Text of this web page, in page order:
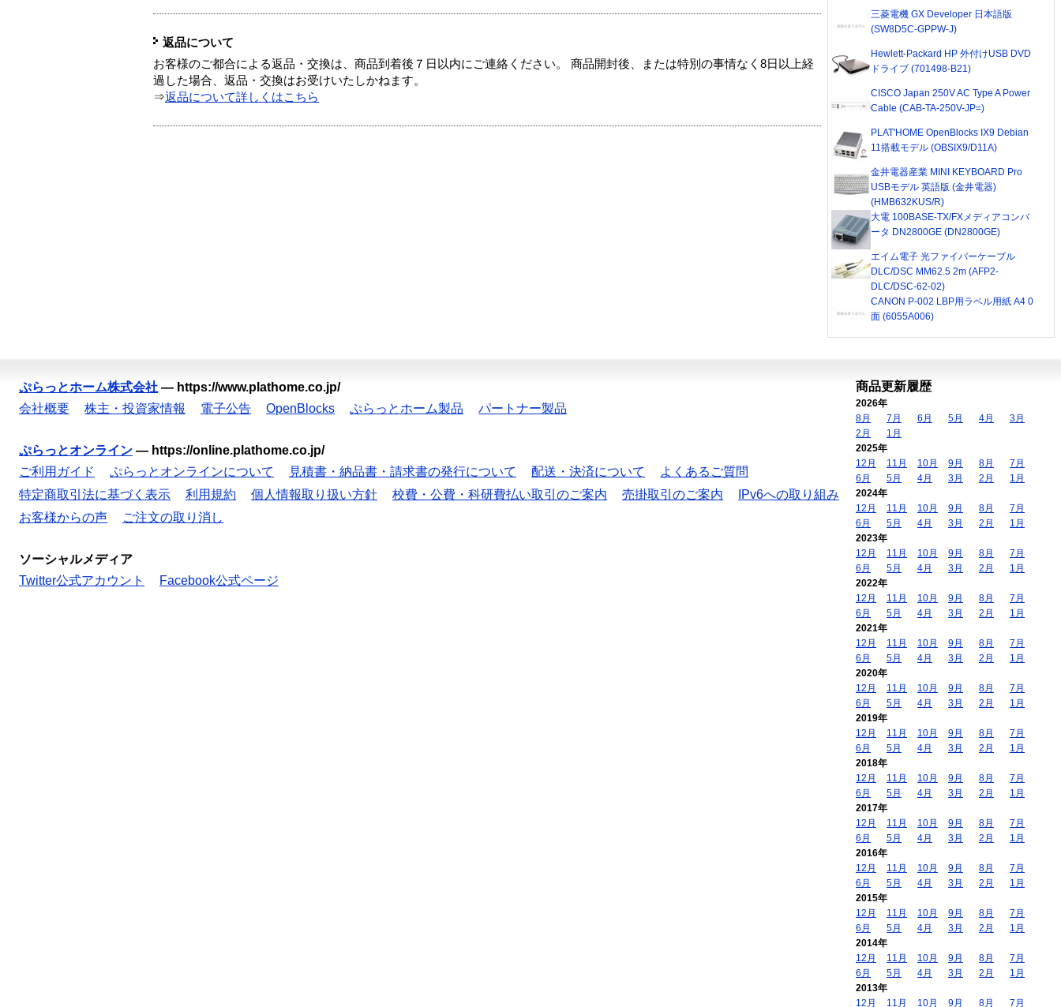
返品について
お客様のご都合による返品・交換は、商品到着後７日以内にご連絡ください。 商品開封後、または特別の事情なく8日以上経
過した場合、返品・交換はお受けいたしかねます。
⇒返品について詳しくはこちら
三菱電機 GX Developer 日本語版
(SW8D5C-GPPW-J)
Hewlett-Packard HP 外付けUSB DVD
ドライブ (701498-B21)
CISCO Japan 250V AC Type A Power
Cable (CAB-TA-250V-JP=)
PLAT'HOME OpenBlocks IX9 Debian
11搭載モデル (OBSIX9/D11A)
金井電器産業 MINI KEYBOARD Pro
USBモデル 英語版 (金井電器)
(HMB632KUS/R)
大電 100BASE-TX/FXメディアコンバ
ータ DN2800GE (DN2800GE)
エイム電子 光ファイバーケーブル
DLC/DSC MM62.5 2m (AFP2-
DLC/DSC-62-02)
CANON P-002 LBP用ラベル用紙 A4 0
面 (6055A006)
ぷらっとホーム株式会社 — https://www.plathome.co.jp/
会社概要
株主・投資家情報 電子公告 OpenBlocks ぷらっとホーム製品 パートナー製品
ぷらっとオンライン — https://online.plathome.co.jp/
ご利用ガイド
ぷらっとオンラインについて 見積書・納品書・請求書の発行について 配送・決済について
よくあるご質問
特定商取引法に基づく表示
利用規約 個人情報取り扱い方針 校費・公費・科研費払い取引のご案内 売掛取引のご案内
IPv6への取り組み
お客様からの声
ご注文の取り消し
ソーシャルメディア
Twitter公式アカウント
Facebook公式ページ
商品更新履歴
2026年
8月
7月 6月 5月 4月
3月
2月
1月
2025年
12月
11月 10月 9月 8月
7月
6月
5月 4月 3月 2月
1月
2024年
12月
11月 10月 9月 8月
7月
6月
5月 4月 3月 2月
1月
2023年
12月
11月 10月 9月 8月
7月
6月
5月 4月 3月 2月
1月
2022年
12月
11月 10月 9月 8月
7月
6月
5月 4月 3月 2月
1月
2021年
12月
11月 10月 9月 8月
7月
6月
5月 4月 3月 2月
1月
2020年
12月
11月 10月 9月 8月
7月
6月
5月 4月 3月 2月
1月
2019年
12月
11月 10月 9月 8月
7月
6月
5月 4月 3月 2月
1月
2018年
12月
11月 10月 9月 8月
7月
6月
5月 4月 3月 2月
1月
2017年
12月
11月 10月 9月 8月
7月
6月
5月 4月 3月 2月
1月
2016年
12月
11月 10月 9月 8月
7月
6月
5月 4月 3月 2月
1月
2015年
12月
11月 10月 9月 8月
7月
6月
5月 4月 3月 2月
1月
2014年
12月
11月 10月 9月 8月
7月
6月
5月 4月 3月 2月
1月
2013年
12月
11月 10月 9月 8月 7月